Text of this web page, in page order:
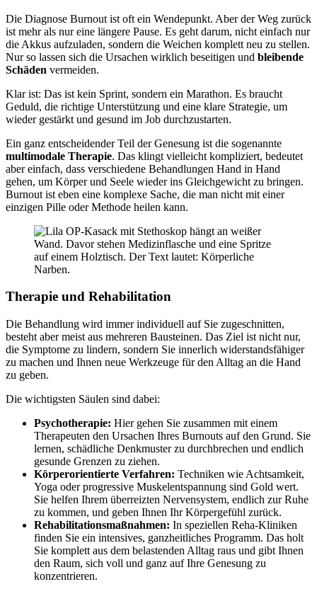
Die Diagnose Burnout ist oft ein Wendepunkt. Aber der Weg zurück
ist mehr als nur eine längere Pause. Es geht darum, nicht einfach nur
die Akkus aufzuladen, sondern die Weichen komplett neu zu stellen.
Nur so lassen sich die Ursachen wirklich beseitigen und bleibende
Schäden vermeiden.
Klar ist: Das ist kein Sprint, sondern ein Marathon. Es braucht
Geduld, die richtige Unterstützung und eine klare Strategie, um
wieder gestärkt und gesund im Job durchzustarten.
Ein ganz entscheidender Teil der Genesung ist die sogenannte
multimodale Therapie. Das klingt vielleicht kompliziert, bedeutet
aber einfach, dass verschiedene Behandlungen Hand in Hand
gehen, um Körper und Seele wieder ins Gleichgewicht zu bringen.
Burnout ist eben eine komplexe Sache, die man nicht mit einer
einzigen Pille oder Methode heilen kann.
Therapie und Rehabilitation
Die Behandlung wird immer individuell auf Sie zugeschnitten,
besteht aber meist aus mehreren Bausteinen. Das Ziel ist nicht nur,
die Symptome zu lindern, sondern Sie innerlich widerstandsfähiger
zu machen und Ihnen neue Werkzeuge für den Alltag an die Hand
zu geben.
Die wichtigsten Säulen sind dabei:
Psychotherapie: Hier gehen Sie zusammen mit einem
Therapeuten den Ursachen Ihres Burnouts auf den Grund. Sie
lernen, schädliche Denkmuster zu durchbrechen und endlich
gesunde Grenzen zu ziehen.
Körperorientierte Verfahren: Techniken wie Achtsamkeit,
Yoga oder progressive Muskelentspannung sind Gold wert.
Sie helfen Ihrem überreizten Nervensystem, endlich zur Ruhe
zu kommen, und geben Ihnen Ihr Körpergefühl zurück.
Rehabilitationsmaßnahmen: In speziellen Reha-Kliniken
finden Sie ein intensives, ganzheitliches Programm. Das holt
Sie komplett aus dem belastenden Alltag raus und gibt Ihnen
den Raum, sich voll und ganz auf Ihre Genesung zu
konzentrieren.